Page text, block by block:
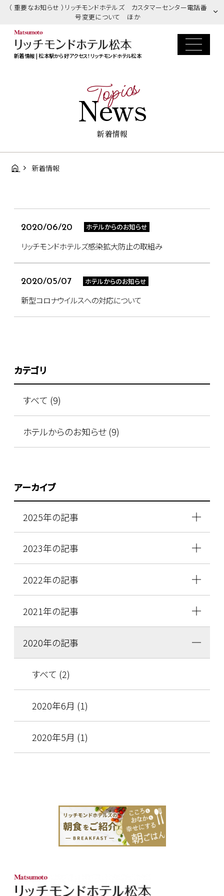
（ 重要なお知らせ ）リッチモンドホテルズ カスタマーセンター電話番
号変更について ほか
新着情報 | 松本駅から好アクセス！リッチモンドホテル松本
News
Topics
新着情報
新着情報
2020/06/20 ホテルからのお知らせ
リッチモンドホテルズ感染拡大防止の取組み
2020/05/07 ホテルからのお知らせ
新型コロナウイルスへの対応について
カテゴリ
すべて (9)
ホテルからのお知らせ (9)
アーカイブ
2025年の記事
2023年の記事
2022年の記事
2021年の記事
2020年の記事
すべて (2)
2020年6月 (1)
2020年5月 (1)